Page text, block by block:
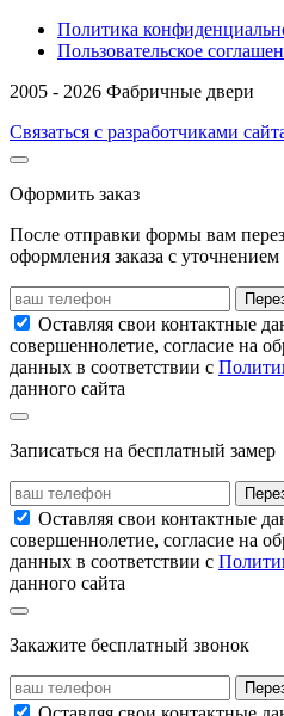
Политика
Пользовательское
2005 - 2026 Фабричные двери
Связаться с разработчиками
Оформить заказ
После отправки формы вам
оформления заказа с
Оставляя свои контактные
совершеннолетие, согласие на
данных в соответствии с
данного сайта
Записаться на бесплатный замер
Оставляя свои контактные
совершеннолетие, согласие на
данных в соответствии с
данного сайта
Закажите бесплатный звонок